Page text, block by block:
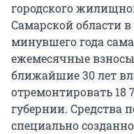
городского
Самарской области
минувшего года
ежемесячные
ближайшие 30 лет
отремонтировать
губернии. Средства
специально